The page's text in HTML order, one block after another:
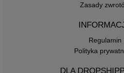
Zasady
Regulamin
Polityka
DLA